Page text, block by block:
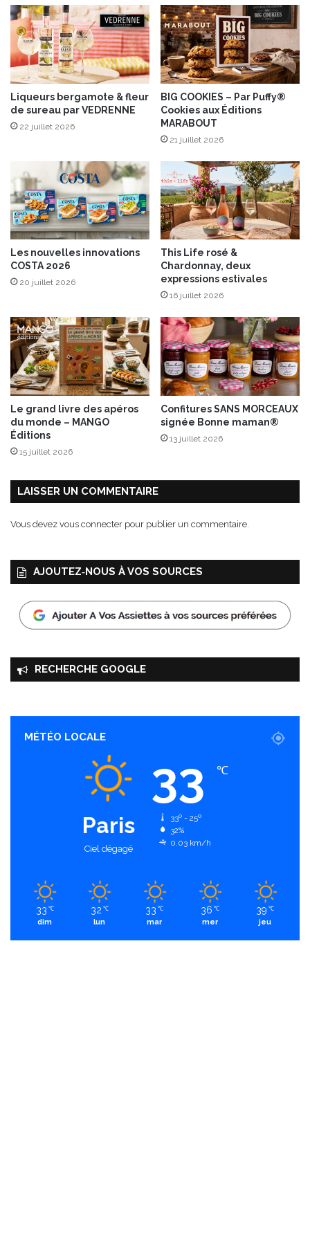
t
c
a
n
t
i
l
l
y
u
z
u
r
”
a
r
H
u
g
o
n
o
y
e
r
a
u
x
i
t
i
o
n
F
I
R
Liqueurs bergamote & fleur
de sureau par VEDRENNE
22 juillet 2026
BIG COOKIES – Par Puffy®
Cookies aux Éditions
MARABOUT
21 juillet 2026
Les nouvelles innovations
COSTA 2026
20 juillet 2026
This Life rosé &
Chardonnay, deux
expressions estivales
16 juillet 2026
Le grand livre des apéros
du monde – MANGO
Éditions
15 juillet 2026
Confitures SANS MORCEAUX
signée Bonne maman®
13 juillet 2026
LAISSER UN COMMENTAIRE
Vous devez vous connecter pour publier un commentaire.
AJOUTEZ‑NOUS À VOS SOURCES
RECHERCHE GOOGLE
MÉTÉO LOCALE
Paris
Ciel dégagé
33 ℃
33º - 25º
32%
0.03 km/h
33 ℃
dim
32 ℃
lun
33 ℃
mar
36 ℃
mer
39 ℃
jeu